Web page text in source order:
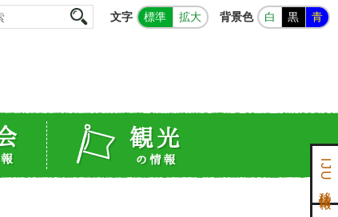
文字 標準 拡大 背景色 白 黒 青
IJU移住情報